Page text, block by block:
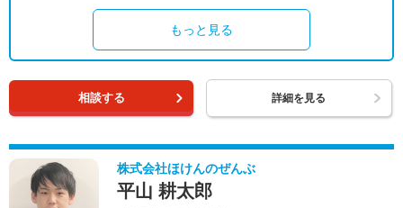
もっと見る
相談する 詳細を見る
株式会社ほけんのぜんぶ
平山 耕太郎